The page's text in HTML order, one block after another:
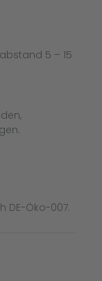
5 – 15
DE-Öko-007.